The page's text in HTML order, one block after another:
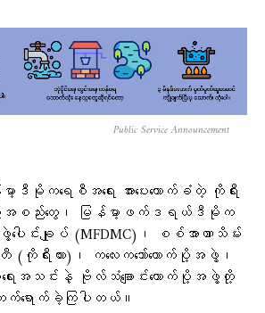
Public Service Announcement
ဒီမိုကရေစီအရေး အားပေးထောက်ခံတဲ့ ကိုရီး
စည်းတွေ၊ မြန်မာ့ဖက်ဒရယ်ဒီမိုက
ေါင်းချုပ် (MFDMC)၊ စစ်အာဏာသိမ်း
(ကိုရီးယား)၊ ကလေးကဘော်ထောက်ပို့အဖွဲ့၊
ေးအသင်းနဲ့ ဗိုလ်သံချောင်းထောက်ပို့အဖွဲ့တို့
ရောက်ခဲ့ကြပါတယ်။